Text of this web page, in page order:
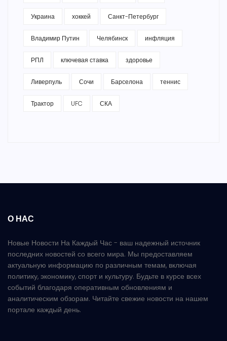
Украина хоккей Санкт-Петербург
Владимир Путин Челябинск инфляция
РПЛ ключевая ставка здоровье
Ливерпуль Сочи Барселона теннис
Трактор UFC СКА
О НАС
Новые Новости На Каждый Час - ваш надежный источник
последних новостей со всего мира. Мы предоставляем
актуальную информацию по различным темам, включая
политику, экономику, спорт и культуру. Будьте в курсе всех
событий благодаря оперативным обновлениям и
аналитическим обзорам. Читайте свежие новости на нашем
портале каждый день.